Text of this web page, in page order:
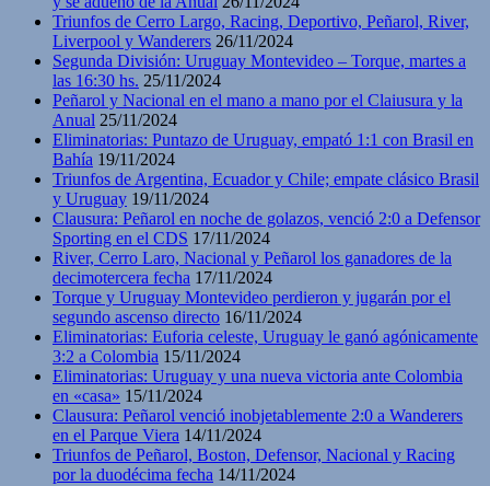
Triunfos de Cerro Largo, Racing, Deportivo, Peñarol, River,
Liverpool y Wanderers 26/11/2024
Segunda División: Uruguay Montevideo – Torque, martes a
las 16:30 hs. 25/11/2024
Peñarol y Nacional en el mano a mano por el Claiusura y la
Anual 25/11/2024
Eliminatorias: Puntazo de Uruguay, empató 1:1 con Brasil en
Bahía 19/11/2024
Triunfos de Argentina, Ecuador y Chile; empate clásico Brasil
y Uruguay 19/11/2024
Clausura: Peñarol en noche de golazos, venció 2:0 a Defensor
Sporting en el CDS 17/11/2024
River, Cerro Laro, Nacional y Peñarol los ganadores de la
decimotercera fecha 17/11/2024
Torque y Uruguay Montevideo perdieron y jugarán por el
segundo ascenso directo 16/11/2024
Eliminatorias: Euforia celeste, Uruguay le ganó agónicamente
3:2 a Colombia 15/11/2024
Eliminatorias: Uruguay y una nueva victoria ante Colombia
en «casa» 15/11/2024
Clausura: Peñarol venció inobjetablemente 2:0 a Wanderers
en el Parque Viera 14/11/2024
Triunfos de Peñarol, Boston, Defensor, Nacional y Racing
por la duodécima fecha 14/11/2024